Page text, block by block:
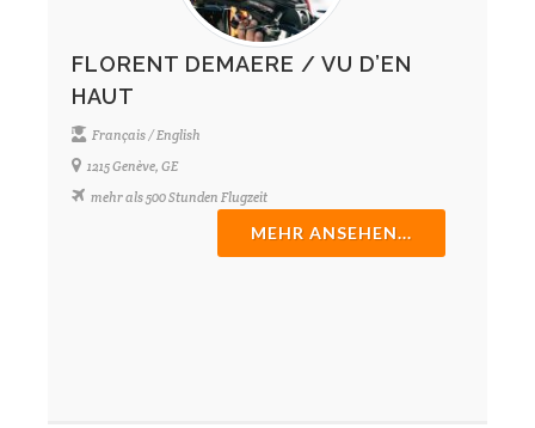
FLORENT DEMAERE / VU D’EN
HAUT
Français / English
1215 Genève, GE
mehr als 500 Stunden Flugzeit
MEHR ANSEHEN...